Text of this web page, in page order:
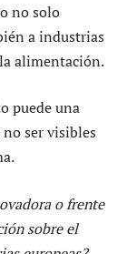
no solo
a industrias
alimentación.
puede una
ser visibles
o frente
sobre el